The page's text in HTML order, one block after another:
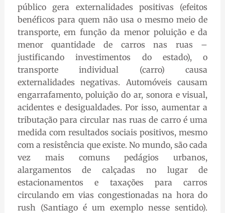
público gera externalidades positivas (efeitos
benéficos para quem não usa o mesmo meio de
transporte, em função da menor poluição e da
menor quantidade de carros nas ruas –
justificando investimentos do estado), o
transporte individual (carro) causa
externalidades negativas. Automóveis causam
engarrafamento, poluição do ar, sonora e visual,
acidentes e desigualdades. Por isso, aumentar a
tributação para circular nas ruas de carro é uma
medida com resultados sociais positivos, mesmo
com a resistência que existe. No mundo, são cada
vez mais comuns pedágios urbanos,
alargamentos de calçadas no lugar de
estacionamentos e taxações para carros
circulando em vias congestionadas na hora do
rush (Santiago é um exemplo nesse sentido).